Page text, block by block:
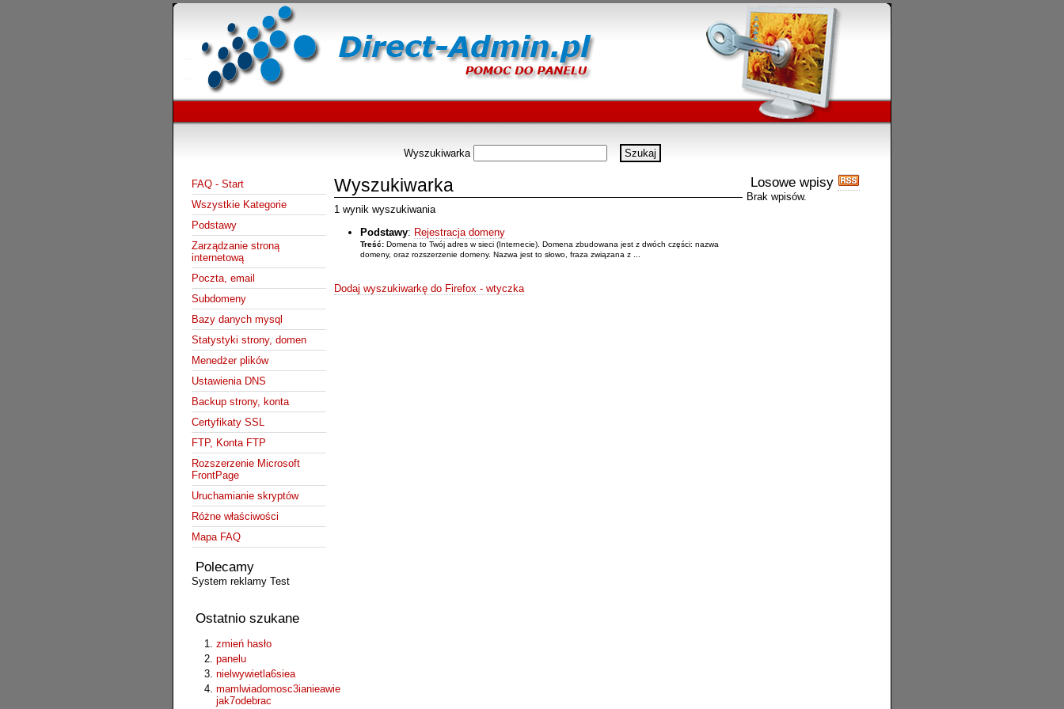
Wyszukiwarka
FAQ - Start
Wszystkie Kategorie
Podstawy
Zarządzanie stroną
internetową
Poczta, email
Subdomeny
Bazy danych mysql
Statystyki strony, domen
Menedżer plików
Ustawienia DNS
Backup strony, konta
Certyfikaty SSL
FTP, Konta FTP
Rozszerzenie Microsoft
FrontPage
Uruchamianie skryptów
Różne właściwości
Mapa FAQ
Polecamy
System reklamy Test
Ostatnio szukane
zmień hasło
panelu
nielwywietla6siea
mamlwiadomosc3ianieawie
jak7odebrac
Losowe wpisy
Brak wpisów.
Wyszukiwarka
1 wynik wyszukiwania
Podstawy: Rejestracja domeny
Treść: Domena to Twój adres w sieci (Internecie). Domena zbudowana jest z dwóch części: nazwa
domeny, oraz rozszerzenie domeny. Nazwa jest to słowo, fraza związana z ...
Dodaj wyszukiwarkę do Firefox - wtyczka